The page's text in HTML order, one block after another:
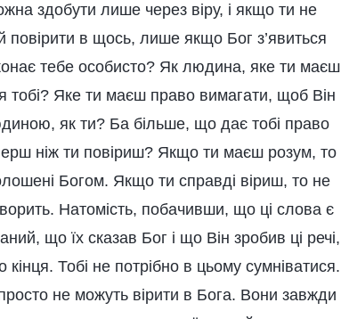
здобути лише через віру, і якщо ти не
в щось, лише якщо Бог з’явиться
тебе особисто? Як людина, яке ти маєш
тобі? Яке ти маєш право вимагати, щоб Він
як ти? Ба більше, що дає тобі право
ніж ти повіриш? Якщо ти маєш розум, то
Богом. Якщо ти справді віриш, то не
Натомість, побачивши, що ці слова є
що їх сказав Бог і що Він зробив ці речі,
Тобі не потрібно в цьому сумніватися.
не можуть вірити в Бога. Вони завжди